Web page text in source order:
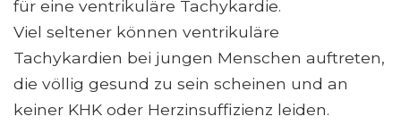
für eine ventrikuläre Tachykardie.
Viel seltener können ventrikuläre
Tachykardien bei jungen Menschen auftreten,
die völlig gesund zu sein scheinen und an
keiner KHK oder Herzinsuffizienz leiden.